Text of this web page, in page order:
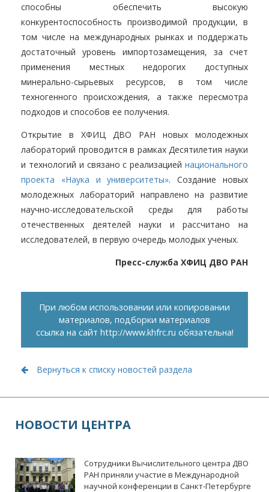
способны обеспечить высокую
конкурентоспособность производимой продукции, в
том числе на международных рынках и поддержать
достаточный уровень импортозамещения, за счет
применения местных недорогих доступных
минерально-сырьевых ресурсов, в том числе
техногенного происхождения, а также пересмотра
подходов и способов ее получения.
Открытие в ХФИЦ ДВО РАН новых молодежных
лабораторий проводится в рамках Десятилетия науки
и технологий и связано с реализацией национального
проекта «Наука и университеты». Создание новых
молодежных лабораторий направлено на развитие
научно-исследовательской среды для работы
отечественных деятелей науки и рассчитано на
исследователей, в первую очередь молодых ученых.
Пресс-служба ХФИЦ ДВО РАН
При любом использовании или копировании
материалов, подборки материалов
ссылка на сайт http://www.khfrc.ru обязательна!
Вернуться к списку новостей раздела
НОВОСТИ ЦЕНТРА
Сотрудники Вычислительного центра ДВО
РАН приняли участие в Международной
научной конференции в Санкт-Петербурге